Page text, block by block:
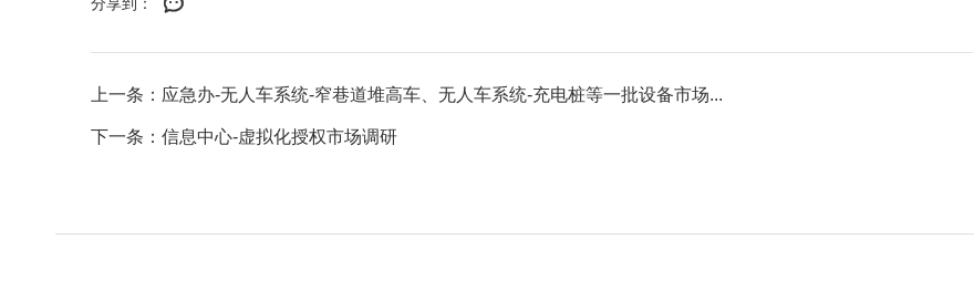
上一条：应急办-无人车系统-窄巷道堆高车、无人车系统-充电桩等一批设备市场...
下一条：信息中心-虚拟化授权市场调研